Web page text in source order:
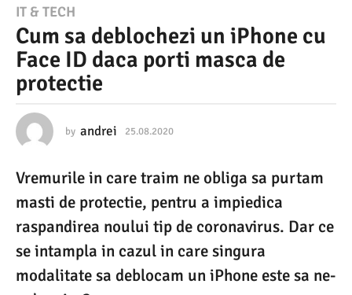
2
5
0
.
0
2
0
2
5
IT & TECH
Cum sa deblochezi un iPhone cu
Face ID daca porti masca de
protectie
by andrei 25.08.2020
0
.
2
0
2
Vremurile in care traim ne obliga sa purtam
masti de protectie, pentru a impiedica
raspandirea noului tip de coronavirus. Dar ce
se intampla in cazul in care singura
modalitate sa deblocam un iPhone este sa ne-